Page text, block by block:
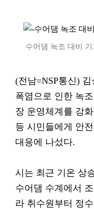
수어댐 녹조 대비
(전남=NSP통신)
폭염으로 인한 녹
장 운영체계를 강
등 시민들에게 안
대응에 나섰다.
시는 최근 기온 상
수어댐 수계에서
라 취수원부터 정